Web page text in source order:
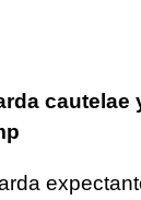
cautelae